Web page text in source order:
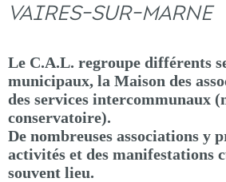
VAIRES-SUR-MARNE
Le C.A.L. regroupe différents
municipaux, la Maison des
des services intercommunaux
conservatoire).
De nombreuses associations y
activités et des manifestations
souvent lieu.